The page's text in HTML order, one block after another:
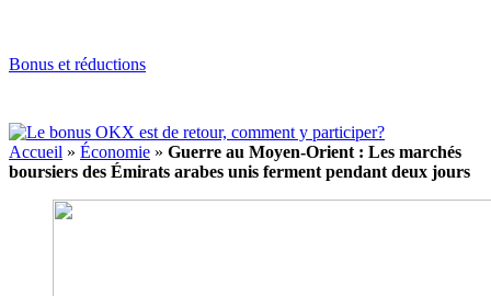
Bonus et réductions
Accueil » Économie » Guerre au Moyen-Orient : Les marchés
boursiers des Émirats arabes unis ferment pendant deux jours